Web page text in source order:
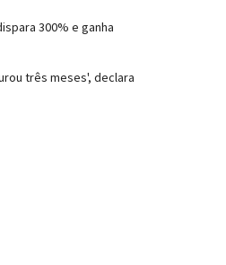
300% e ganha
três meses', declara